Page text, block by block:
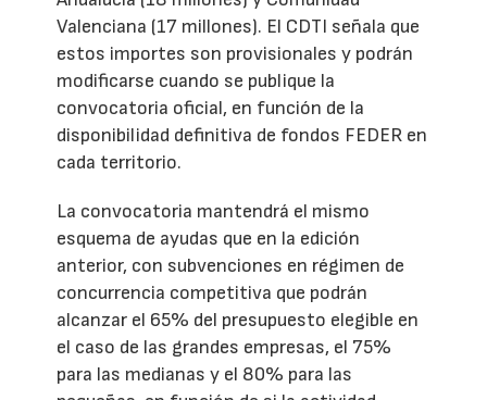
Valenciana (17 millones). El CDTI señala que
estos importes son provisionales y podrán
modificarse cuando se publique la
convocatoria oficial, en función de la
disponibilidad definitiva de fondos FEDER en
cada territorio.
La convocatoria mantendrá el mismo
esquema de ayudas que en la edición
anterior, con subvenciones en régimen de
concurrencia competitiva que podrán
alcanzar el 65% del presupuesto elegible en
el caso de las grandes empresas, el 75%
para las medianas y el 80% para las